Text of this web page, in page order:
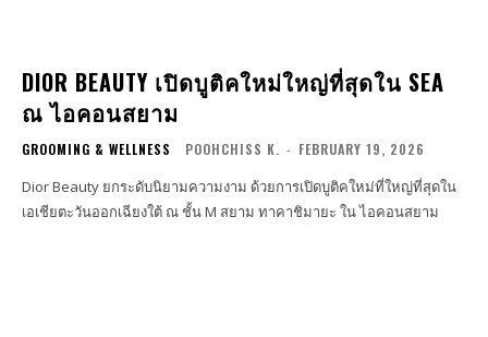
DIOR BEAUTY เปิดบูติคใหม่ใหญ่ที่สุดใน SEA
ณ ไอคอนสยาม
GROOMING & WELLNESS POOHCHISS K. - FEBRUARY 19, 2026
Dior Beauty ยกระดับนิยามความงาม ด้วยการเปิดบูติคใหม่ที่ใหญ่ที่สุดใน
เอเชียตะวันออกเฉียงใต้ ณ ชั้น M สยาม ทาคาชิมายะ ใน ไอคอนสยาม